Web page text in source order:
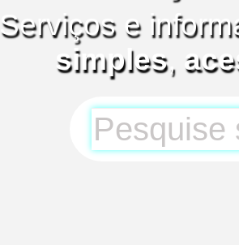
Serviços e
simples,